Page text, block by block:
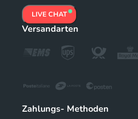
LIVE CHAT
Versandarten
Zahlungs- Methoden